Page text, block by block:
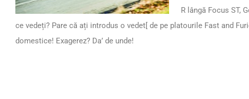
R lângă Focus ST,
ce vedeți? Pare că ați introdus o vedet[ de pe platourile Fast and
domestice! Exagerez? Da’ de unde!